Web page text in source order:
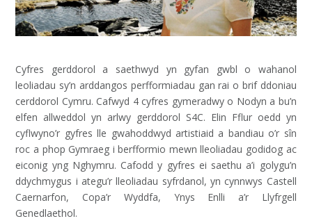
Cyfres gerddorol a saethwyd yn gyfan gwbl o wahanol
leoliadau sy’n arddangos perfformiadau gan rai o brif ddoniau
cerddorol Cymru. Cafwyd 4 cyfres gymeradwy o Nodyn a bu’n
elfen allweddol yn arlwy gerddorol S4C. Elin Fflur oedd yn
cyflwyno’r gyfres lle gwahoddwyd artistiaid a bandiau o’r sîn
roc a phop Gymraeg i berfformio mewn lleoliadau godidog ac
eiconig yng Nghymru. Cafodd y gyfres ei saethu a’i golygu’n
ddychmygus i ategu’r lleoliadau syfrdanol, yn cynnwys Castell
Caernarfon, Copa’r Wyddfa, Ynys Enlli a’r Llyfrgell
Genedlaethol.